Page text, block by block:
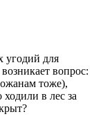
угодий для
вопрос:
тоже),
в лес за